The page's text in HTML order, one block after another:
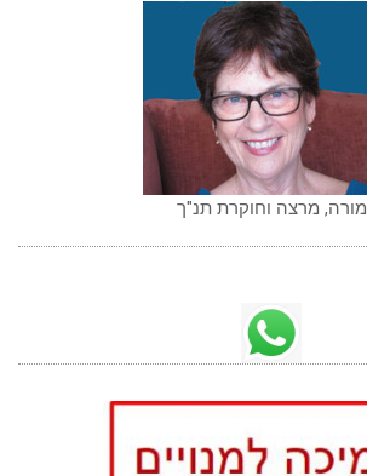
מורה, מרצה וחוקרת תנ"ך